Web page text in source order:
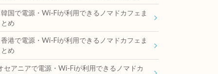
韓国で電源・Wi-Fiが利用できるノマドカフェま
とめ
香港で電源・Wi-Fiが利用できるノマドカフェま
とめ
セアニアで電源・Wi-Fiが利用できるノマドカ